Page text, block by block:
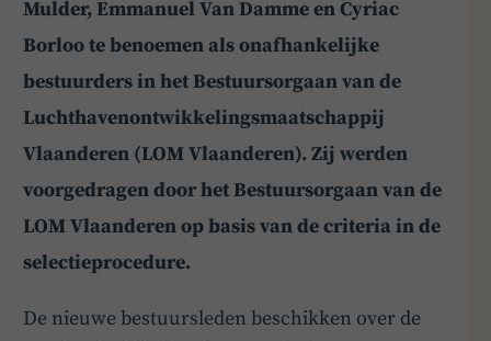
Mulder, Emmanuel Van Damme en Cyriac
Borloo te benoemen als onafhankelijke
bestuurders in het Bestuursorgaan van de
Luchthavenontwikkelingsmaatschappij
Vlaanderen (LOM Vlaanderen). Zij werden
voorgedragen door het Bestuursorgaan van de
LOM Vlaanderen op basis van de criteria in de
selectieprocedure.
De nieuwe bestuursleden beschikken over de